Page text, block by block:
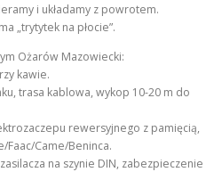
i układamy z powrotem.
„trytytek na płocie”.
Ożarów Mazowiecki:
kawie.
trasa kablowa, wykop 10-20 m do
rewersyjnego z pamięcią,
Faac/Came/Beninca.
na szynie DIN, zabezpieczenie